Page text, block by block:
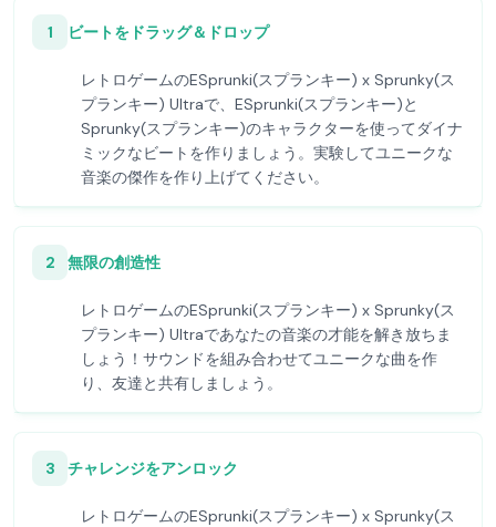
1 ビートをドラッグ＆ドロップ
レトロゲームのESprunki(スプランキー) x Sprunky(ス
プランキー) Ultraで、ESprunki(スプランキー)と
Sprunky(スプランキー)のキャラクターを使ってダイナ
ミックなビートを作りましょう。実験してユニークな
音楽の傑作を作り上げてください。
2 無限の創造性
レトロゲームのESprunki(スプランキー) x Sprunky(ス
プランキー) Ultraであなたの音楽の才能を解き放ちま
しょう！サウンドを組み合わせてユニークな曲を作
り、友達と共有しましょう。
3 チャレンジをアンロック
レトロゲームのESprunki(スプランキー) x Sprunky(ス